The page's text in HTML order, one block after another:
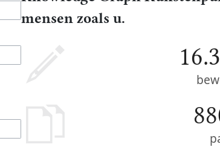
mensen zoals u.